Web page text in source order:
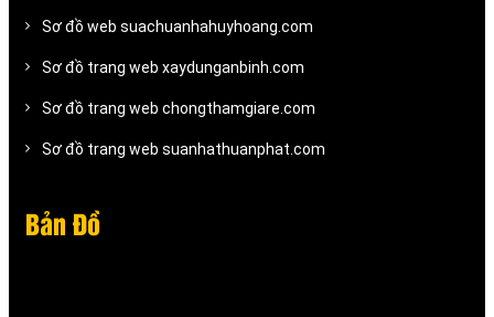
Sơ đồ web suachuanhahuyhoang.com
Sơ đồ trang web xaydunganbinh.com
Sơ đồ trang web chongthamgiare.com
Sơ đồ trang web suanhathuanphat.com
Bản Đồ